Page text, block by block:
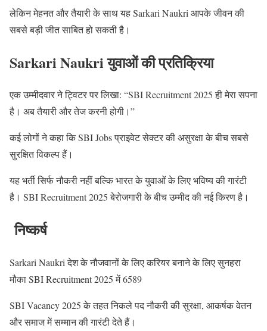
लेकिन मेहनत और तैयारी के साथ यह Sarkari Naukri आपके जीवन की
सबसे बड़ी जीत साबित हो सकती है।
Sarkari Naukri युवाओं की प्रतिक्रिया
एक उम्मीदवार ने ट्विटर पर लिखा: “SBI Recruitment 2025 ही मेरा सपना
है। अब तैयारी और तेज करनी होगी।”
कई लोगों ने कहा कि SBI Jobs प्राइवेट सेक्टर की असुरक्षा के बीच सबसे
सुरक्षित विकल्प हैं।
यह भर्ती सिर्फ नौकरी नहीं बल्कि भारत के युवाओं के लिए भविष्य की गारंटी
है। SBI Recruitment 2025 बेरोजगारी के बीच उम्मीद की नई किरण है।
निष्कर्ष
Sarkari Naukri देश के नौजवानों के लिए करियर बनाने के लिए सुनहरा
मौका SBI Recruitment 2025 में 6589
SBI Vacancy 2025 के तहत निकले पद नौकरी की सुरक्षा, आकर्षक वेतन
और समाज में सम्मान की गारंटी देते हैं।